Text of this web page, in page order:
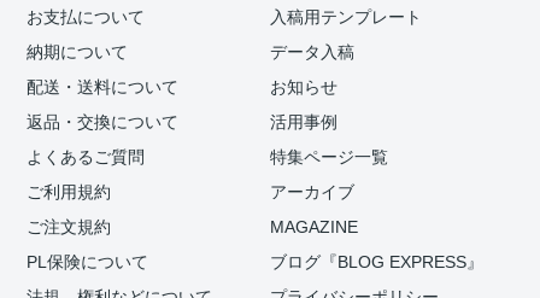
お支払について
納期について
配送・送料について
返品・交換について
よくあるご質問
ご利用規約
ご注文規約
PL保険について
入稿用テンプレート
データ入稿
お知らせ
活用事例
特集ページ一覧
アーカイブ
MAGAZINE
ブログ『BLOG EXPRESS』